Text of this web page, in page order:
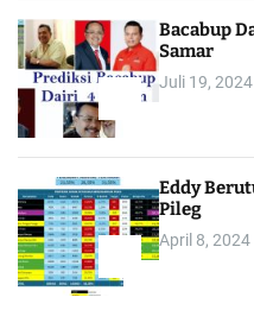
Bacabup
Samar
Juli 19, 2024
Eddy
Pileg
April 8, 2024